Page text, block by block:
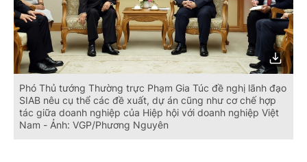
Phó Thủ tướng Thường trực Phạm Gia Túc đề nghị lãnh đạo
SIAB nêu cụ thể các đề xuất, dự án cũng như cơ chế hợp
tác giữa doanh nghiệp của Hiệp hội với doanh nghiệp Việt
Nam - Ảnh: VGP/Phương Nguyên